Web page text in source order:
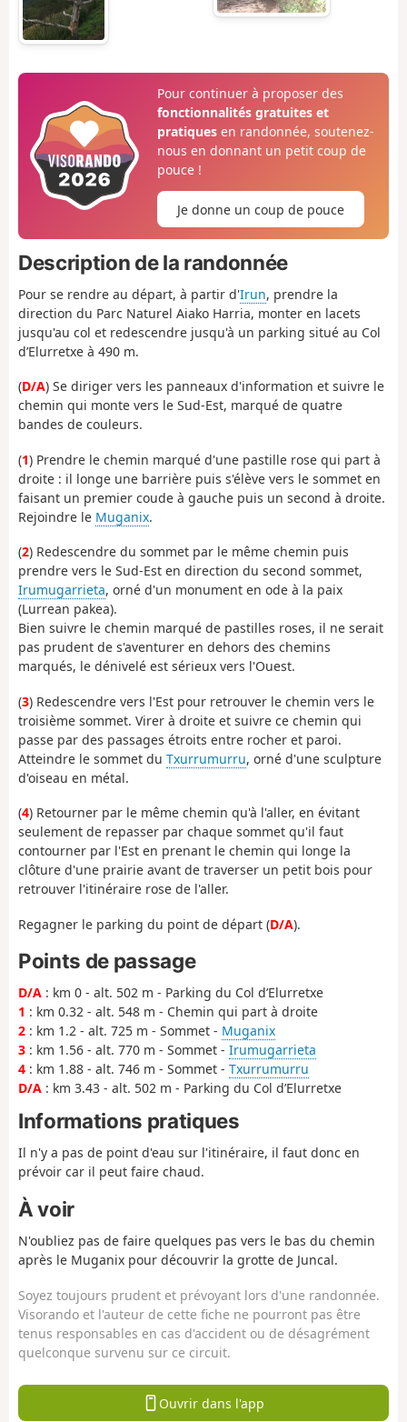
Pour continuer à proposer des
fonctionnalités gratuites et
pratiquesen randonnée, soutenez-
nous en donnant un petit coup de
pouce !
Je donne un coup de pouce
Description de la randonnée
Pour se rendre au départ, à partir d'Irun, prendre la
direction du Parc Naturel Aiako Harria, monter en lacets
jusqu'au col et redescendre jusqu'à un parking situé au Col
d’Elurretxe à 490 m.
(D/A) Se diriger vers les panneaux d'information et suivre le
chemin qui monte vers le Sud-Est, marqué de quatre
bandes de couleurs.
(1) Prendre le chemin marqué d'une pastille rose qui part à
droite : il longe une barrière puis s'élève vers le sommet en
faisant un premier coude à gauche puis un second à droite.
Rejoindre le Muganix.
(2) Redescendre du sommet par le même chemin puis
prendre vers le Sud-Est en direction du second sommet,
Irumugarrieta, orné d'un monument en ode à la paix
(Lurrean pakea).
Bien suivre le chemin marqué de pastilles roses, il ne serait
pas prudent de s'aventurer en dehors des chemins
marqués, le dénivelé est sérieux vers l'Ouest.
(3) Redescendre vers l'Est pour retrouver le chemin vers le
troisième sommet. Virer à droite et suivre ce chemin qui
passe par des passages étroits entre rocher et paroi.
Atteindre le sommet du Txurrumurru, orné d'une sculpture
d'oiseau en métal.
(4) Retourner par le même chemin qu'à l'aller, en évitant
seulement de repasser par chaque sommet qu'il faut
contourner par l'Est en prenant le chemin qui longe la
clôture d'une prairie avant de traverser un petit bois pour
retrouver l'itinéraire rose de l'aller.
Regagner le parking du point de départ (D/A).
Points de passage
D/A : km 0 - alt. 502 m - Parking du Col d’Elurretxe
1 : km 0.32 - alt. 548 m - Chemin qui part à droite
2 : km 1.2 - alt. 725 m - Sommet - Muganix
3 : km 1.56 - alt. 770 m - Sommet - Irumugarrieta
4 : km 1.88 - alt. 746 m - Sommet - Txurrumurru
D/A : km 3.43 - alt. 502 m - Parking du Col d’Elurretxe
Informations pratiques
Il n'y a pas de point d'eau sur l'itinéraire, il faut donc en
prévoir car il peut faire chaud.
À voir
N'oubliez pas de faire quelques pas vers le bas du chemin
après le Muganix pour découvrir la grotte de Juncal.
Soyez toujours prudent et prévoyant lors d'une randonnée.
Visorando et l'auteur de cette fiche ne pourront pas être
tenus responsables en cas d'accident ou de désagrément
quelconque survenu sur ce circuit.
Ouvrir dans l'app